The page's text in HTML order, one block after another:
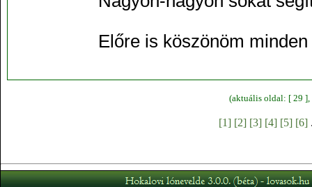
Előre is köszönöm
(aktuális oldal: [ 29 ],
[1] [2] [3] [4] [5] [6]